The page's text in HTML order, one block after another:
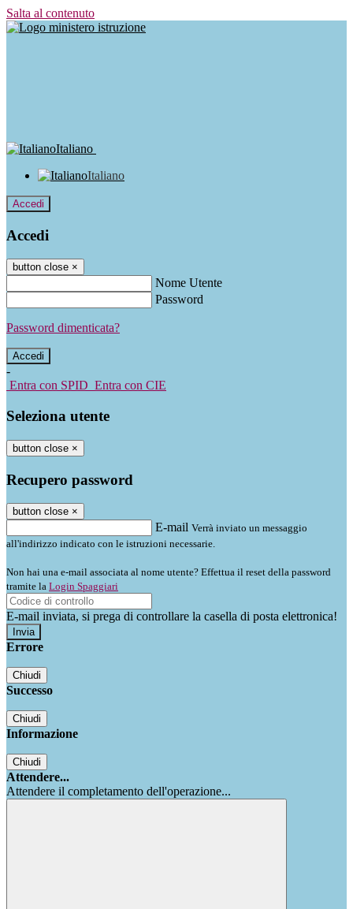
Salta al contenuto
Italiano
Italiano
Accedi
Accedi
button close ×
Nome Utente
Password
Password dimenticata?
-
Entra con SPID Entra con CIE
Seleziona utente
button close ×
Recupero password
button close ×
E-mail Verrà inviato un messaggio
all'indirizzo indicato con le istruzioni necessarie.
Non hai una e-mail associata al nome utente? Effettua il reset della password
tramite la Login Spaggiari
E-mail inviata, si prega di controllare la casella di posta elettronica!
Errore
Chiudi
Successo
Chiudi
Informazione
Chiudi
Attendere...
Attendere il completamento dell'operazione...